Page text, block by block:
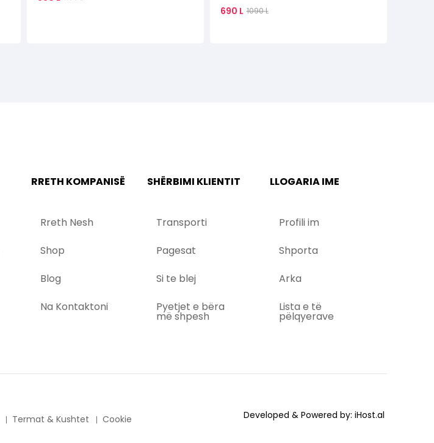
1090L
690 L
RRETH KOMPANISË
Rreth Nesh
Shop
Blog
Na Kontaktoni
SHËRBIMI KLIENTIT
Transporti
Pagesat
Si te blej
Pyetjet e bëra
më shpesh
LLOGARIA IME
Profili im
Shporta
Arka
Lista e të
pëlqyerave
Termat & Kushtet Cookie Developed & Powered by: iHost.al